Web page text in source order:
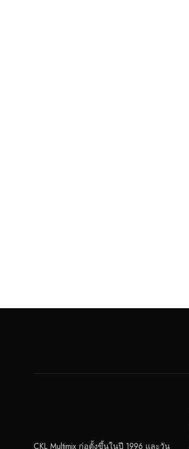
CKL Multimix ก่อตั้งขึ้นในปี 1996 และวัน